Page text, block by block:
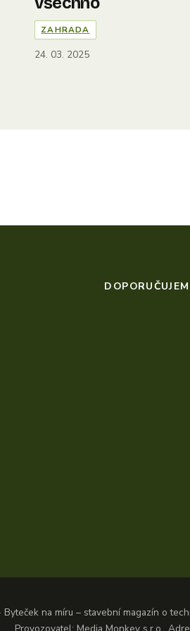
ZAHRADA
24. 03. 2025
na míru – stavební magazín o